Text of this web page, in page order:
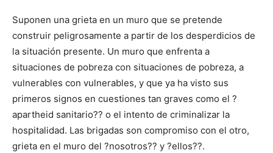
Suponen una grieta en un muro que se pretende
construir peligrosamente a partir de los desperdicios de
la situación presente. Un muro que enfrenta a
situaciones de pobreza con situaciones de pobreza, a
vulnerables con vulnerables, y que ya ha visto sus
primeros signos en cuestiones tan graves como el ?
apartheid sanitario?? o el intento de criminalizar la
hospitalidad. Las brigadas son compromiso con el otro,
grieta en el muro del ?nosotros?? y ?ellos??.